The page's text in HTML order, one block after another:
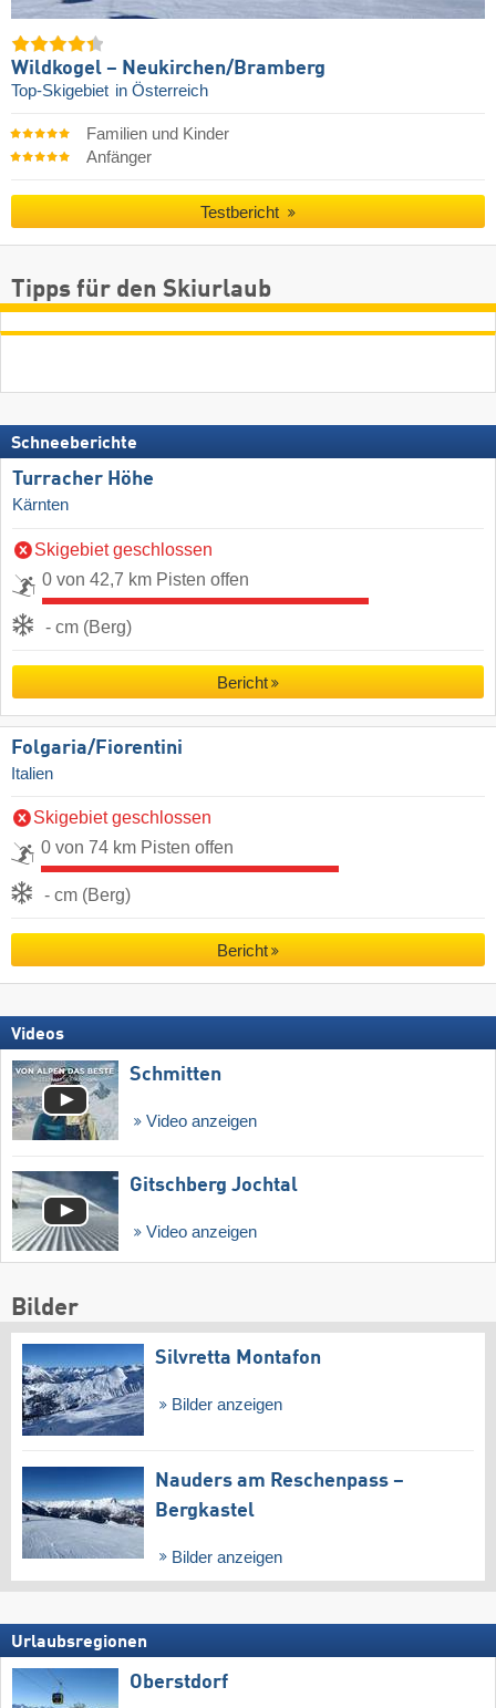
Wildkogel – Neukirchen/​Bramberg
Top-Skigebiet in Österreich
Familien und Kinder
Anfänger
Testbericht
Tipps für den Skiurlaub
Schneeberichte
Turracher Höhe
Kärnten
Skigebiet geschlossen
0 von 42,7 km Pisten offen
- cm (Berg)
Bericht
Folgaria/​Fiorentini
Italien
Skigebiet geschlossen
0 von 74 km Pisten offen
- cm (Berg)
Bericht
Videos
Schmitten
Video anzeigen
Gitschberg Jochtal
Video anzeigen
Bilder
Silvretta Montafon
Bilder anzeigen
Nauders am Reschenpass –
Bergkastel
Bilder anzeigen
Urlaubsregionen
Oberstdorf